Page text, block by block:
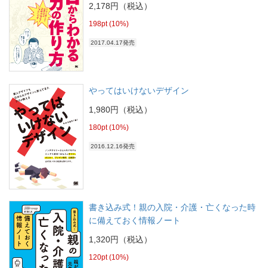
2,178円（税込）
198pt (10%)
2017.04.17発売
やってはいけないデザイン
1,980円（税込）
180pt (10%)
2016.12.16発売
書き込み式！親の入院・介護・亡くなった時
に備えておく情報ノート
1,320円（税込）
120pt (10%)